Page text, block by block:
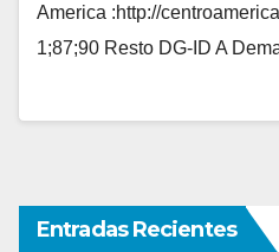
America :http://
1;87;90 Resto DG-ID A
Entradas Recientes